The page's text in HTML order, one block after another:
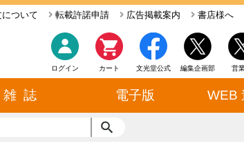
書店様へ
広告掲載案内
転載許諾申請
について
営
編集企画部
文光堂公式
カート
ログイン
雑 誌 電子版 WEB